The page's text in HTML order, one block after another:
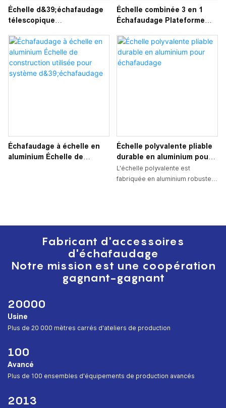
Échelle d&39;échafaudage
télescopique
en alliage d&39;aluminium
Échelle combinée 3 en 1
Échafaudage Plateforme
en aluminium
Échafaudage à échelle en
aluminium Échelle de
Échelle polyvalente pliable
durable en aluminium pour
échafaudage
L'échelle polyvalente est
fabriquée en aluminium robuste
échelle peut être utilisée pour
diverses tâches allant de la
maison aux travaux de
construction.
Fabricant d'accessoires
d'échafaudage
Notre mission est une coopération
gagnant-gagnant
20000
Usine
︎Plus de 20 000 mètres carrés d'ateliers de production
100
Avancé
︎Plus de 100 ensembles d'équipements de production avancés
2013